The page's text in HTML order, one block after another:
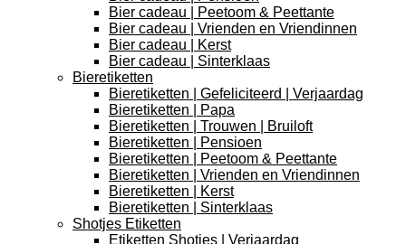
Bier cadeau | Peetoom & Peettante
Bier cadeau | Vrienden en Vriendinnen
Bier cadeau | Kerst
Bier cadeau | Sinterklaas
Bieretiketten
Bieretiketten | Gefeliciteerd | Verjaardag
Bieretiketten | Papa
Bieretiketten | Trouwen | Bruiloft
Bieretiketten | Pensioen
Bieretiketten | Peetoom & Peettante
Bieretiketten | Vrienden en Vriendinnen
Bieretiketten | Kerst
Bieretiketten | Sinterklaas
Shotjes Etiketten
Etiketten Shotjes | Verjaardag